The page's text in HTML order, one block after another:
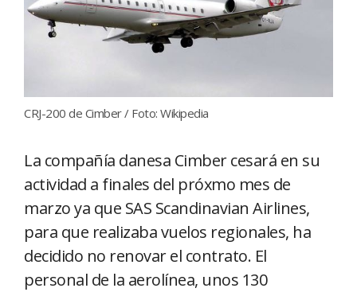
CRJ-200 de Cimber / Foto: Wikipedia
La compañía danesa Cimber cesará en su
actividad a finales del próxmo mes de
marzo ya que SAS Scandinavian Airlines,
para que realizaba vuelos regionales, ha
decidido no renovar el contrato. El
personal de la aerolínea, unos 130